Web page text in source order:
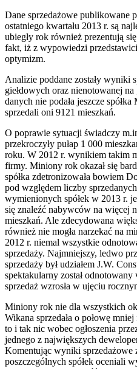
Dane sprzedażowe publikowane
ostatniego kwartału 2013 r. są
ubiegły rok również prezentują
fakt, iż z wypowiedzi
optymizm.
Analizie poddane zostały wyniki
giełdowych oraz nienotowanej
danych nie podała jeszcze
sprzedali oni 9121 mieszkań.
O poprawie sytuacji świadczy
przekroczyły pułap 1 000
roku. W 2012 r. wynikiem takim
firmy. Miniony rok okazał się
spółka zdetronizowała bowiem
pod względem liczby
wymienionych spółek w 2013 r.
się znaleźć nabywców na więcej
mieszkań. Ale zdecydowana
również nie mogła narzekać na
2012 r. niemal wszystkie
sprzedaży. Najmniejszy, ledwo
sprzedaży był udziałem J.W.
spektakularny został
sprzedaż wzrosła w ujęciu
Miniony rok nie dla wszystkich
Wikana sprzedała o połowę
to i tak nic wobec ogłoszenia
jednego z największych
Komentując wyniki sprzedażowe
poszczególnych spółek oceniali